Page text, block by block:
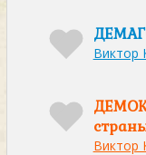
Виктор
Виктор